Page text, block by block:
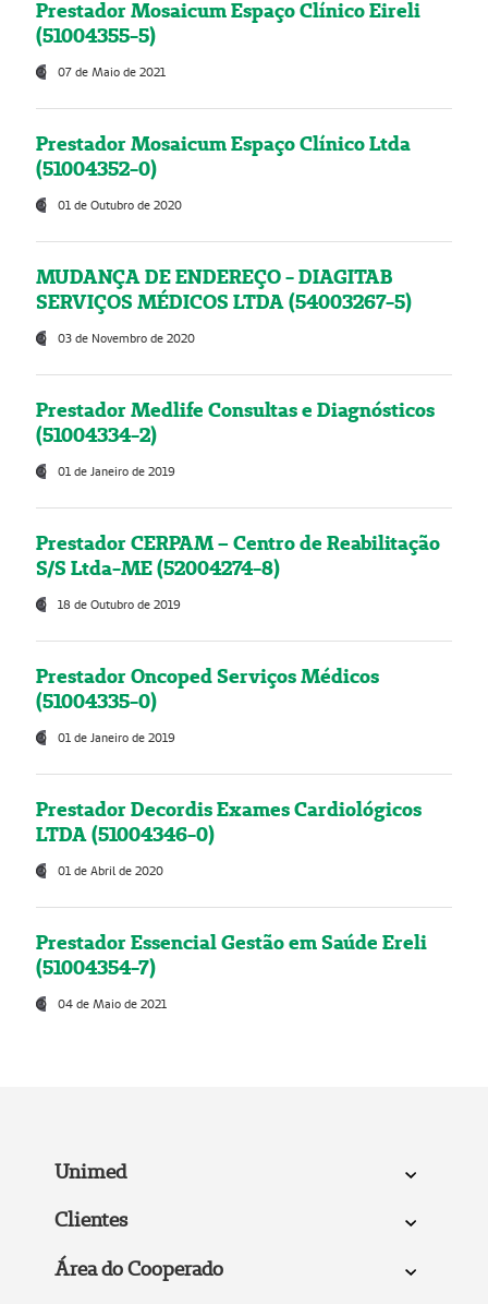
Prestador Mosaicum Espaço Clínico Eireli
(51004355-5)
07 de Maio de 2021
Prestador Mosaicum Espaço Clínico Ltda
(51004352-0)
01 de Outubro de 2020
MUDANÇA DE ENDEREÇO - DIAGITAB
SERVIÇOS MÉDICOS LTDA (54003267-5)
03 de Novembro de 2020
Prestador Medlife Consultas e Diagnósticos
(51004334-2)
01 de Janeiro de 2019
Prestador CERPAM – Centro de Reabilitação
S/S Ltda-ME (52004274-8)
18 de Outubro de 2019
Prestador Oncoped Serviços Médicos
(51004335-0)
01 de Janeiro de 2019
Prestador Decordis Exames Cardiológicos
LTDA (51004346-0)
01 de Abril de 2020
Prestador Essencial Gestão em Saúde Ereli
(51004354-7)
04 de Maio de 2021
Unimed
Clientes
Área do Cooperado